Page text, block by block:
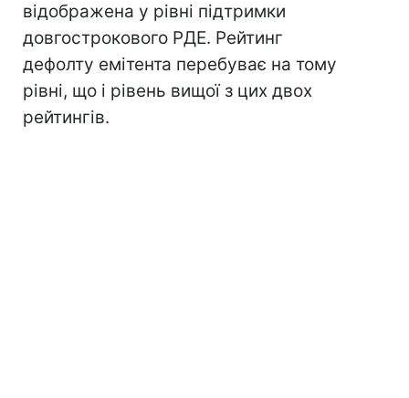
відображена у рівні підтримки
довгострокового РДЕ. Рейтинг
дефолту емітента перебуває на тому
рівні, що і рівень вищої з цих двох
рейтингів.